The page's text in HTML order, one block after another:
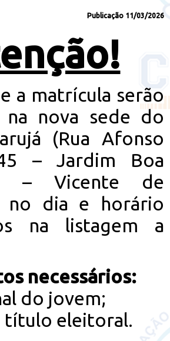
Publicação 11/03/2026
a matrícula serão
na nova sede do
(Rua Afonso
– Jardim Boa
– Vicente de
no dia e horário
na listagem a
necessários:
do jovem;
título eleitoral.